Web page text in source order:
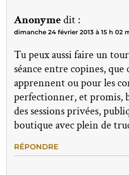
Anonymedit :
dimanche 24 février 2013 à 15 h 02
Tu peux aussi faire un
séance entre copines,
apprennent ou pour les
perfectionner, et promis,
des sessions privées,
boutique avec plein de
RÉPONDRE